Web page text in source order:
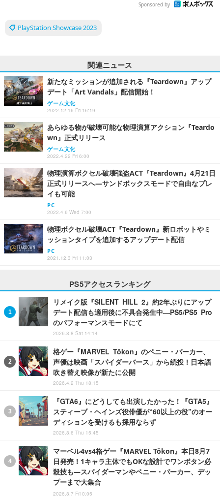
Sponsored by
PlayStation Showcase 2023
関連ニュース
新たなミッションが追加される『Teardown』アップ
デート「Art Vandals」配信開始！
ゲーム文化
2022.12.16 Fri 16:19
あらゆる物が破壊可能な物理演算アクション『Teardo
wn』正式リリース
ゲーム文化
2022.4.22 Fri 6:00
物理演算ボクセル破壊強盗ACT『Teardown』4月21日
正式リリースへ―サンドボックスモードで自由なプレ
イも可能
PC
2022.4.6 Wed 7:00
物理ボクセル破壊ACT『Teardown』新ロボットやミ
ッションタイプを追加するアップデート配信
PC
2021.12.3 Fri 11:03
PS5アクセスランキング
リメイク版『SILENT HILL 2』約2年ぶりにアップ
デート配信も適用後に不具合発生中―PS5/PS5 Pro
のパフォーマンスモードにて
2026.8.8 Sat 14:14
格ゲー『MARVEL Tōkon』のペニー・パーカー、
声優は映画「スパイダーバース」から続投！日本語
吹き替え映像が新たに公開
2026.4.2 Thu 18:15
『GTA6』にどうしても出演したかった！『GTA5』
スティーブ・ヘインズ役俳優が“60以上の役”のオー
ディションを受けるも採用ならず
2026.8.6 Thu 15:45
マーベル4vs4格ゲー『MARVEL Tōkon』本日8月7
日発売！1キャラ主体でもOKな設計でワンボタン必
殺技も―スパイダーマンやペニー・パーカー、デッ
プーまで大集合
2026.8.7 Fri 0:05